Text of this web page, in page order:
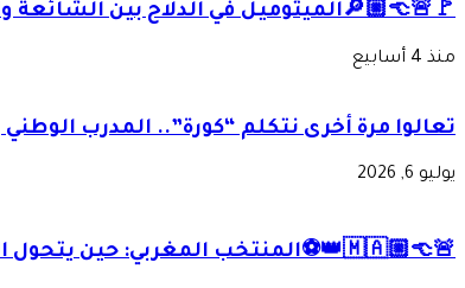
🚩🚨👈🏼🔎الميثوميل في الدلاح بين
منذ 4 أسابيع
تعالوا مرة أخرى نتكلم “كورة”.. المدرب الوطني
يوليو 6, 2026
🚨👈🏼🇲🇦👑⚽المنتخب المغربي: حين يتحول التحدي إلى إنجاز.. “المغرب بلد التحديات.”